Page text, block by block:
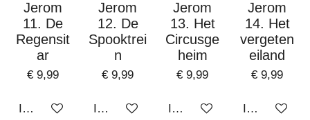
Jerom
11. De
Regensit
ar
€ 9,99
In winkelwagen
Jerom
12. De
Spooktrei
n
€ 9,99
In winkelwagen
Jerom
13. Het
Circusge
heim
€ 9,99
In winkelwagen
Jerom
14. Het
vergeten
eiland
€ 9,99
In